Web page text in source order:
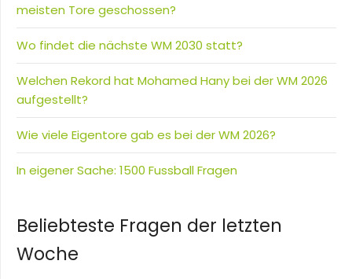
meisten Tore geschossen?
Wo findet die nächste WM 2030 statt?
Welchen Rekord hat Mohamed Hany bei der WM 2026
aufgestellt?
Wie viele Eigentore gab es bei der WM 2026?
In eigener Sache: 1500 Fussball Fragen
Beliebteste Fragen der letzten
Woche